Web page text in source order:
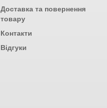
Доставка та повернення
товару
Контакти
Відгуки